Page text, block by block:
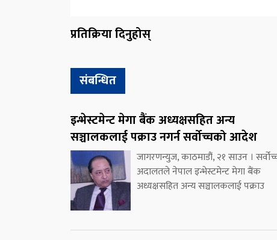
प्रतिक्रिया दिनुहोस्
संबन्धित
इन्भेस्टमेन्ट मेगा बैंक अध्यक्षसहित अन्य
सञ्चालकलाई पक्राउ नगर्न सर्वोच्चको आदेश
जागरणन्युज, काठमाडौं, २१ साउन ।
अदालतले नेपाल इन्भेस्टमेन्ट मेगा बैंक
अध्यक्षसहित अन्य सञ्चालकलाई पक्राउ